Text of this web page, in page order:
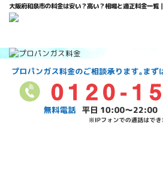
大阪府和泉市の料金は安い？高い？相場と適正料金一覧｜